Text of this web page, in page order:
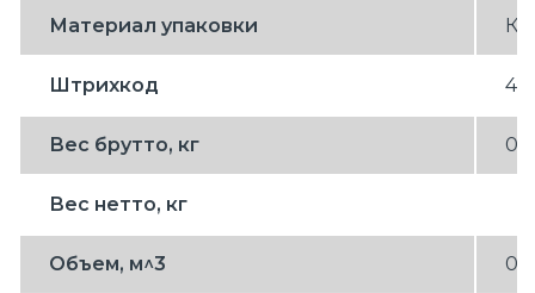
Материал упаковки
Штрихкод
Вес брутто, кг
Вес нетто, кг
Объем, м^3